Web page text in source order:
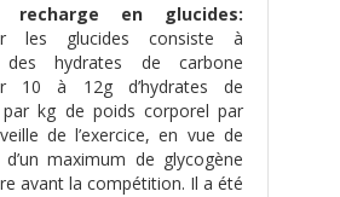
recharge en glucides:
les glucides consiste à
des hydrates de carbone
10 à 12g d’hydrates de
par kg de poids corporel par
de l’exercice, en vue de
maximum de glycogène
avant la compétition. Il a été